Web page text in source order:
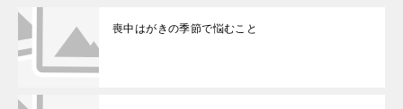
喪中はがきの季節で悩むこと